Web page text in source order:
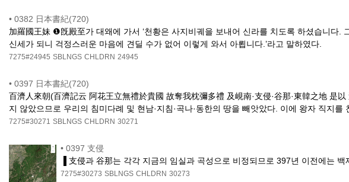
• 0382 日本書紀(720)
加羅國王妹 ❶旣殿至가 대왜에 가서 ‘천황은 사지비궤을 보내어 신라를 치도록 하셨습니다
신세가 되니 걱정스러운 마음에 견딜 수가 없어 이렇게 와서 아룁니다.’라고 말하였다.
7275#24945 SBLNGS CHLDRN 24945
• 0397 日本書紀(720)
百濟人來朝(百濟記云 阿花王立無禮於貴國 故奪我枕彌多禮 及峴南·支侵·谷那·東韓之地
지 않았으므로 우리의 침미다례 및 현남·지침·곡나·동한의 땅을 빼앗았다. 이에 왕자 직지
7275#30271 SBLNGS CHLDRN 30271
• 0397 支侵
▐ 支侵과 谷那는 각각 지금의 임실과 곡성으로 비정되므로 397년 이전에는
7275#30273 SBLNGS CHLDRN 30273